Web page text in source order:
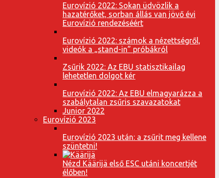
Eurovízió 2022: Sokan üdvözlik a
hazatérőket, sorban állás van jövő évi
Eurovízió rendezéséért
Eurovízió 2022: számok a nézettségről,
videók a „stand-in” próbákról
Zsűrik 2022: Az EBU statisztikailag
lehetetlen dolgot kér
Eurovízió 2022: Az EBU elmagyarázza a
szabálytalan zsűris szavazatokat
Junior 2022
Eurovízió 2023
Eurovízió 2023 után: a zsűrit meg kellene
szüntetni!
Nézd Käärijä első ESC utáni koncertjét
élőben!